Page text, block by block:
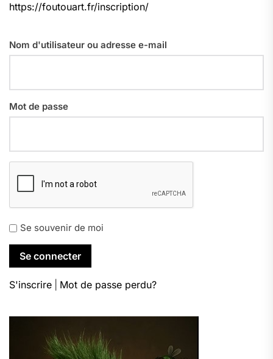
https://foutouart.fr/inscription/
Nom d'utilisateur ou adresse e-mail
Mot de passe
Se souvenir de moi
S'inscrire Mot de passe perdu?